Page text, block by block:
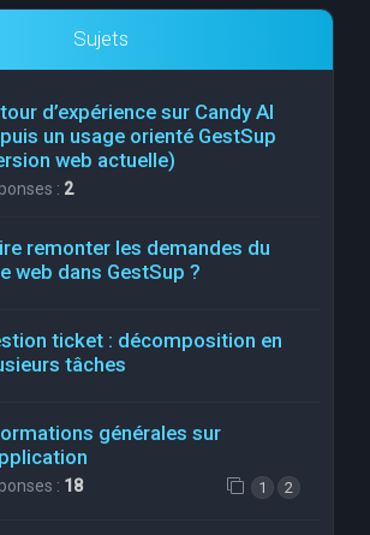
Sujets
d’expérience sur Candy AI
un usage orienté GestSup
web actuelle)
: 2
remonter les demandes du
web dans GestSup ?
ticket : décomposition en
tâches
générales sur
: 18 1 2